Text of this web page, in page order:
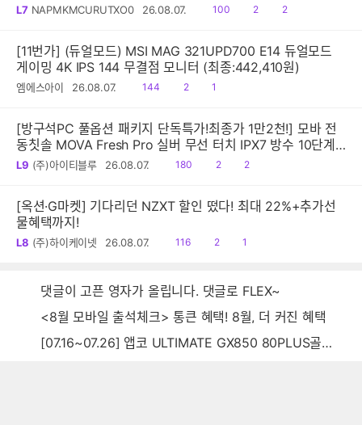
L7 NAPMKMCURUTXO0 26.08.07.
읽
100
공
2
댓
2
[11번가] (듀얼모드) MSI MAG 321UPD700 E14 듀얼모드
게이밍 4K IPS 144 무결점 모니터 (최종:442,410원)
엠에스아이 26.08.07.
읽
144
공
2
댓1
[방구석PC 풀옵션 패키지 단독특가!최종가 1만2천!] 모바 전
동칫솔 MOVA Fresh Pro 실버 무선 터치 IPX7 방수 10단계
진동 음파 전동칫솔
L9 (주)아이티블루 26.08.07.
읽
180
공
2
댓
2
[옥션·G마켓] 기다리던 NZXT 할인 떴다! 최대 22%+추가선
물혜택까지!
L8 (주)하이케이넷 26.08.07.
읽
116
공
2
댓1
댓글이 고픈 영자가 올립니다. 댓글로 FLEX~
<8월 모바일 출석체크> 통큰 혜택! 8월, 더 커진 혜택
[07.16~07.26] 앱코 ULTIMATE GX850 80PLUS골드 풀모듈러 ATX3.0 블랙